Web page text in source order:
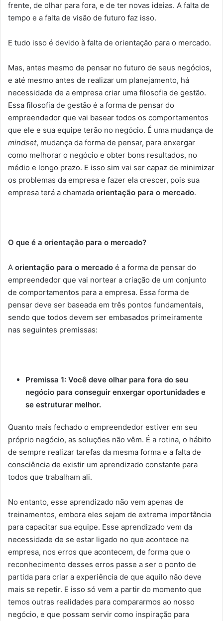
frente, de olhar para fora, e de ter novas ideias. A falta de
tempo e a falta de visão de futuro faz isso.
E tudo isso é devido à falta de orientação para o mercado.
Mas, antes mesmo de pensar no futuro de seus negócios,
e até mesmo antes de realizar um planejamento, há
necessidade de a empresa criar uma filosofia de gestão.
Essa filosofia de gestão é a forma de pensar do
empreendedor que vai basear todos os comportamentos
que ele e sua equipe terão no negócio. É uma mudança de
mindset, mudança da forma de pensar, para enxergar
como melhorar o negócio e obter bons resultados, no
médio e longo prazo. E isso sim vai ser capaz de minimizar
os problemas da empresa e fazer ela crescer, pois sua
empresa terá a chamada orientação para o mercado.
O que é a orientação para o mercado?
A orientação para o mercado é a forma de pensar do
empreendedor que vai nortear a criação de um conjunto
de comportamentos para a empresa. Essa forma de
pensar deve ser baseada em três pontos fundamentais,
sendo que todos devem ser embasados primeiramente
nas seguintes premissas:
Premissa 1: Você deve olhar para fora do seu
negócio para conseguir enxergar oportunidades e
se estruturar melhor.
Quanto mais fechado o empreendedor estiver em seu
próprio negócio, as soluções não vêm. É a rotina, o hábito
de sempre realizar tarefas da mesma forma e a falta de
consciência de existir um aprendizado constante para
todos que trabalham ali.
No entanto, esse aprendizado não vem apenas de
treinamentos, embora eles sejam de extrema importância
para capacitar sua equipe. Esse aprendizado vem da
necessidade de se estar ligado no que acontece na
empresa, nos erros que acontecem, de forma que o
reconhecimento desses erros passe a ser o ponto de
partida para criar a experiência de que aquilo não deve
mais se repetir. E isso só vem a partir do momento que
temos outras realidades para compararmos ao nosso
negócio, e que possam servir como inspiração para